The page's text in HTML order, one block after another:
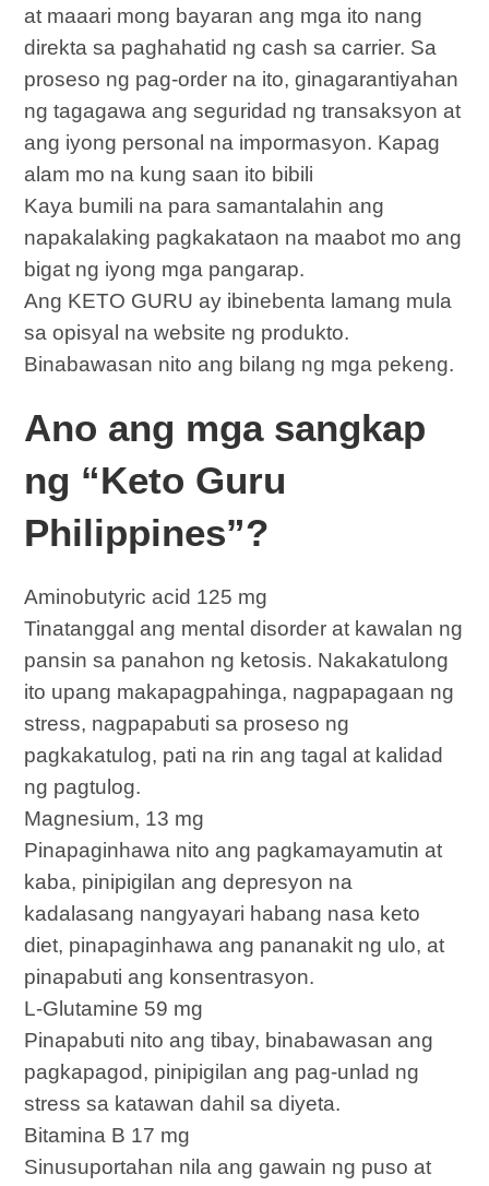
at maaari mong bayaran ang mga ito nang
direkta sa paghahatid ng cash sa carrier. Sa
proseso ng pag-order na ito, ginagarantiyahan
ng tagagawa ang seguridad ng transaksyon at
ang iyong personal na impormasyon. Kapag
alam mo na kung saan ito bibili
Kaya bumili na para samantalahin ang
napakalaking pagkakataon na maabot mo ang
bigat ng iyong mga pangarap.
Ang KETO GURU ay ibinebenta lamang mula
sa opisyal na website ng produkto.
Binabawasan nito ang bilang ng mga pekeng.
Ano ang mga sangkap
ng “Keto Guru
Philippines”?
Aminobutyric acid 125 mg
Tinatanggal ang mental disorder at kawalan ng
pansin sa panahon ng ketosis. Nakakatulong
ito upang makapagpahinga, nagpapagaan ng
stress, nagpapabuti sa proseso ng
pagkakatulog, pati na rin ang tagal at kalidad
ng pagtulog.
Magnesium, 13 mg
Pinapaginhawa nito ang pagkamayamutin at
kaba, pinipigilan ang depresyon na
kadalasang nangyayari habang nasa keto
diet, pinapaginhawa ang pananakit ng ulo, at
pinapabuti ang konsentrasyon.
L-Glutamine 59 mg
Pinapabuti nito ang tibay, binabawasan ang
pagkapagod, pinipigilan ang pag-unlad ng
stress sa katawan dahil sa diyeta.
Bitamina B 17 mg
Sinusuportahan nila ang gawain ng puso at